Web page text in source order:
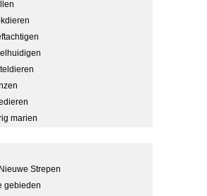
marien
Strepen
gebieden